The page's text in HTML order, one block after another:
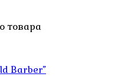
товара